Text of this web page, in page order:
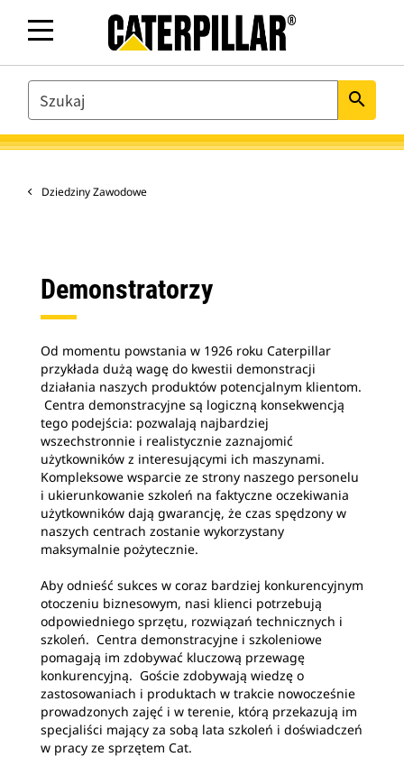
SEARCH search
Dziedziny Zawodowe
Demonstratorzy
Od momentu powstania w 1926 roku Caterpillar
przykłada dużą wagę do kwestii demonstracji
działania naszych produktów potencjalnym klientom.
Centra demonstracyjne są logiczną konsekwencją
tego podejścia: pozwalają najbardziej
wszechstronnie i realistycznie zaznajomić
użytkowników z interesującymi ich maszynami.
Kompleksowe wsparcie ze strony naszego personelu
i ukierunkowanie szkoleń na faktyczne oczekiwania
użytkowników dają gwarancję, że czas spędzony w
naszych centrach zostanie wykorzystany
maksymalnie pożytecznie.
Aby odnieść sukces w coraz bardziej konkurencyjnym
otoczeniu biznesowym, nasi klienci potrzebują
odpowiedniego sprzętu, rozwiązań technicznych i
szkoleń. Centra demonstracyjne i szkoleniowe
pomagają im zdobywać kluczową przewagę
konkurencyjną. Goście zdobywają wiedzę o
zastosowaniach i produktach w trakcie nowocześnie
prowadzonych zajęć i w terenie, którą przekazują im
specjaliści mający za sobą lata szkoleń i doświadczeń
w pracy ze sprzętem Cat.